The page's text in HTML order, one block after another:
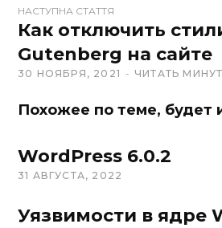
НАСТУПНА СТАТТЯ
Как отключить
Gutenberg на сайте
30 НОЯБРЯ, 2021 ЧИТАТЬ
Похожее по теме, будет
WordPress 6.0.2
31 АВГУСТА, 2022
Уязвимости в ядре